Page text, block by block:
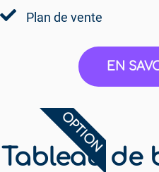
Plan de vente
EN
OPTION
Tableau de